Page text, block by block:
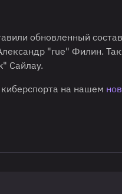
обновленный
"rue" Филин.
Сайлау.
на нашем